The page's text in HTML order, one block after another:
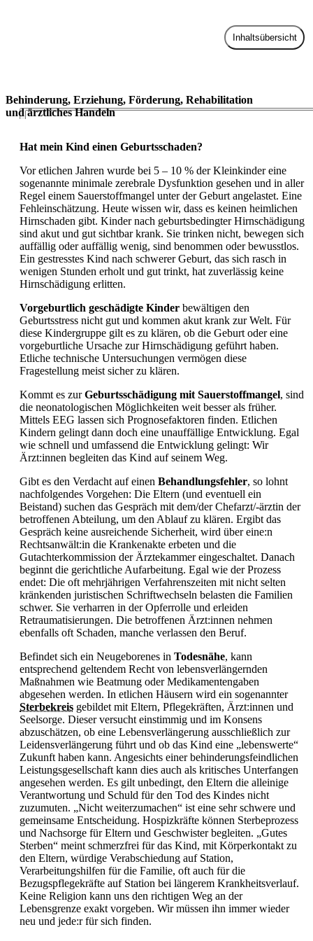
Inhaltsübersicht
Behinderung, Erziehung, Förderung, Rehabilitation
und ärztliches Handeln
Hat mein Kind einen Geburtsschaden?
Vor etlichen Jahren wurde bei 5 – 10 % der Kleinkinder eine
sogenannte minimale zerebrale Dysfunktion gesehen und in aller
Regel einem Sauerstoffmangel unter der Geburt angelastet. Eine
Fehleinschätzung. Heute wissen wir, dass es keinen heimlichen
Hirnschaden gibt. Kinder nach geburtsbedingter Hirnschädigung
sind akut und gut sichtbar krank. Sie trinken nicht, bewegen sich
auffällig oder auffällig wenig, sind benommen oder bewusstlos.
Ein gestresstes Kind nach schwerer Geburt, das sich rasch in
wenigen Stunden erholt und gut trinkt, hat zuverlässig keine
Hirnschädigung erlitten.
Vorgeburtlich geschädigte Kinder bewältigen den
Geburtsstress nicht gut und kommen akut krank zur Welt. Für
diese Kindergruppe gilt es zu klären, ob die Geburt oder eine
vorgeburtliche Ursache zur Hirnschädigung geführt haben.
Etliche technische Untersuchungen vermögen diese
Fragestellung meist sicher zu klären.
Kommt es zurGeburtsschädigung mit Sauerstoffmangel, sind
die neonatologischen Möglichkeiten weit besser als früher.
Mittels EEG lassen sich Prognosefaktoren finden. Etlichen
Kindern gelingt dann doch eine unauffällige Entwicklung. Egal
wie schnell und umfassend die Entwicklung gelingt: Wir
Ärzt:innen begleiten das Kind auf seinem Weg.
Gibt es den Verdacht auf einen Behandlungsfehler, so lohnt
nachfolgendes Vorgehen: Die Eltern (und eventuell ein
Beistand) suchen das Gespräch mit dem/der Chefarzt/-ärztin der
betroffenen Abteilung, um den Ablauf zu klären. Ergibt das
Gespräch keine ausreichende Sicherheit, wird über eine:n
Rechtsanwält:in die Krankenakte erbeten und die
Gutachterkommission der Ärztekammer eingeschaltet. Danach
beginnt die gerichtliche Aufarbeitung. Egal wie der Prozess
endet: Die oft mehrjährigen Verfahrenszeiten mit nicht selten
kränkenden juristischen Schriftwechseln belasten die Familien
schwer. Sie verharren in der Opferrolle und erleiden
Retraumatisierungen. Die betroffenen Ärzt:innen nehmen
ebenfalls oft Schaden, manche verlassen den Beruf.
Befindet sich ein Neugeborenes in Todesnähe, kann
entsprechend geltendem Recht von lebensverlängernden
Maßnahmen wie Beatmung oder Medikamentengaben
abgesehen werden. In etlichen Häusern wird ein sogenannter
Sterbekreis gebildet mit Eltern, Pflegekräften, Ärzt:innen und
Seelsorge. Dieser versucht einstimmig und im Konsens
abzuschätzen, ob eine Lebensverlängerung ausschließlich zur
Leidensverlängerung führt und ob das Kind eine „lebenswerte“
Zukunft haben kann. Angesichts einer behinderungsfeindlichen
Leistungsgesellschaft kann dies auch als kritisches Unterfangen
angesehen werden. Es gilt unbedingt, den Eltern die alleinige
Verantwortung und Schuld für den Tod des Kindes nicht
zuzumuten. „Nicht weiterzumachen“ ist eine sehr schwere und
gemeinsame Entscheidung. Hospizkräfte können Sterbeprozess
und Nachsorge für Eltern und Geschwister begleiten. „Gutes
Sterben“ meint schmerzfrei für das Kind, mit Körperkontakt zu
den Eltern, würdige Verabschiedung auf Station,
Verarbeitungshilfen für die Familie, oft auch für die
Bezugspflegekräfte auf Station bei längerem Krankheitsverlauf.
Keine Religion kann uns den richtigen Weg an der
Lebensgrenze exakt vorgeben. Wir müssen ihn immer wieder
neu und jede:r für sich finden.